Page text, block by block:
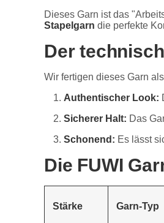
Dieses Garn ist das
Stapelgarn die perfekte
Der
Wir fertigen dieses Garn als
Authentischer Look:
Sicherer Halt: Das
Schonend: Es lässt
Die FUWI
Stärke Garn-Typ